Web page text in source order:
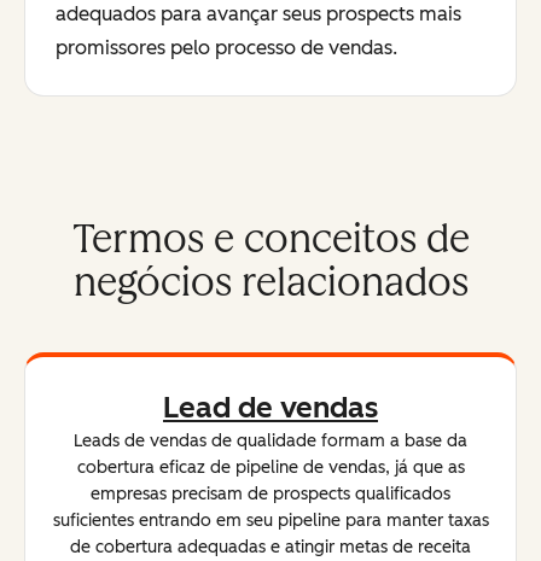
adequados para avançar seus prospects mais
promissores pelo processo de vendas.
Termos e conceitos de
negócios relacionados
Lead de vendas
Leads de vendas de qualidade formam a base da
cobertura eficaz de pipeline de vendas, já que as
empresas precisam de prospects qualificados
suficientes entrando em seu pipeline para manter taxas
de cobertura adequadas e atingir metas de receita